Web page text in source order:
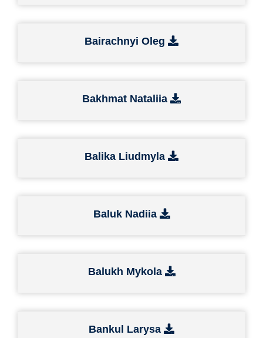
Bairachnyi Oleg
Bakhmat Nataliia
Balika Liudmyla
Baluk Nadiia
Balukh Mykola
Bankul Larysa